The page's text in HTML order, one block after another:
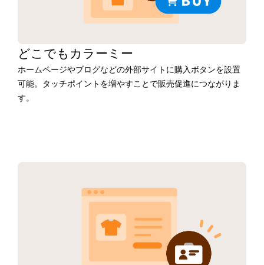
どこでもカラーミー
ホームページやブログなどの外部サイトに購入ボタンを設置
可能。タッチポイントを増やすことで販売促進につながりま
す。